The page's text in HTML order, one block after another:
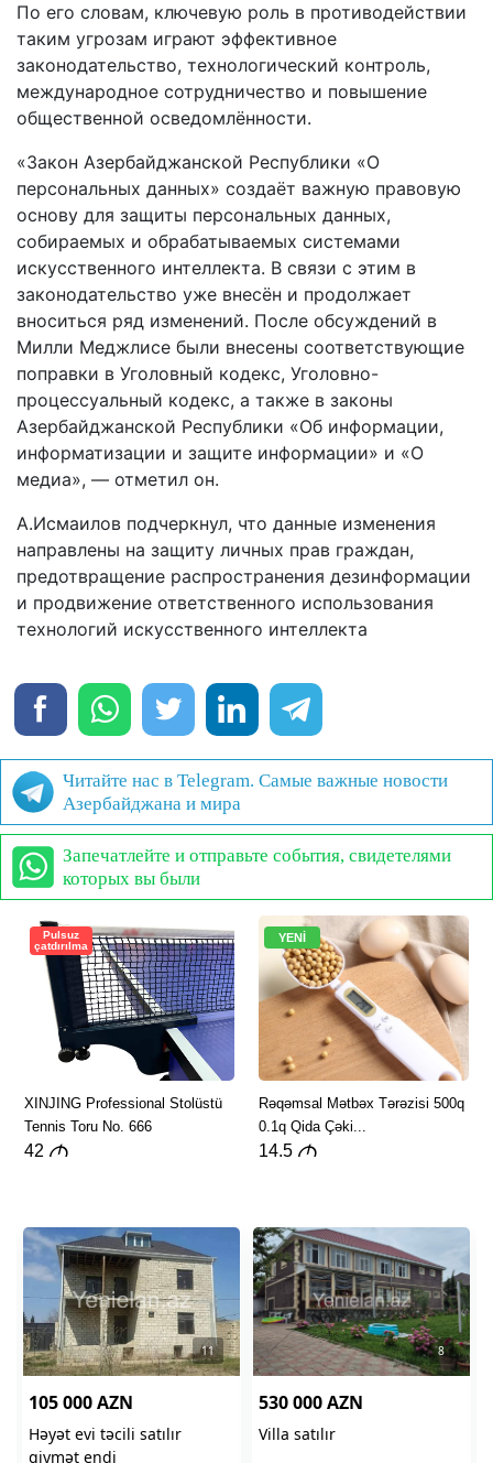
По его словам, ключевую роль в противодействии
таким угрозам играют эффективное
законодательство, технологический контроль,
международное сотрудничество и повышение
общественной осведомлённости.
«Закон Азербайджанской Республики «О
персональных данных» создаёт важную правовую
основу для защиты персональных данных,
собираемых и обрабатываемых системами
искусственного интеллекта. В связи с этим в
законодательство уже внесён и продолжает
вноситься ряд изменений. После обсуждений в
Милли Меджлисе были внесены соответствующие
поправки в Уголовный кодекс, Уголовно-
процессуальный кодекс, а также в законы
Азербайджанской Республики «Об информации,
информатизации и защите информации» и «О
медиа», — отметил он.
А.Исмаилов подчеркнул, что данные изменения
направлены на защиту личных прав граждан,
предотвращение распространения дезинформации
и продвижение ответственного использования
технологий искусственного интеллекта
Читайте нас в Telegram. Самые важные новости
Азербайджана и мира
Запечатлейте и отправьте события, свидетелями
которых вы были